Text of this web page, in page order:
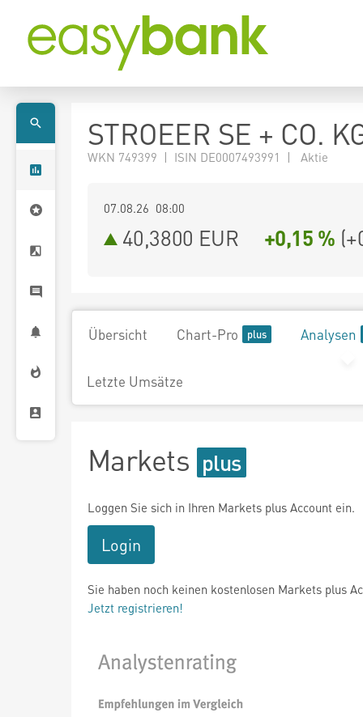
STROEER SE + CO.
WKN 749399 | ISIN DE0007493991 | Aktie
07.08.26 08:00
40,3800 EUR +0,15 % (
Übersicht Chart-Pro Analysen
Letzte Umsätze
Markets
Loggen Sie sich in Ihren Markets plus Account ein.
Login
Sie haben noch keinen kostenlosen Markets plus
Jetzt registrieren!